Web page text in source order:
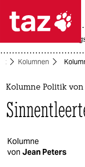

themen
politik
gesellschaft
Kolumnen
Kolumne Politik
Kolumne
von Jean Peters